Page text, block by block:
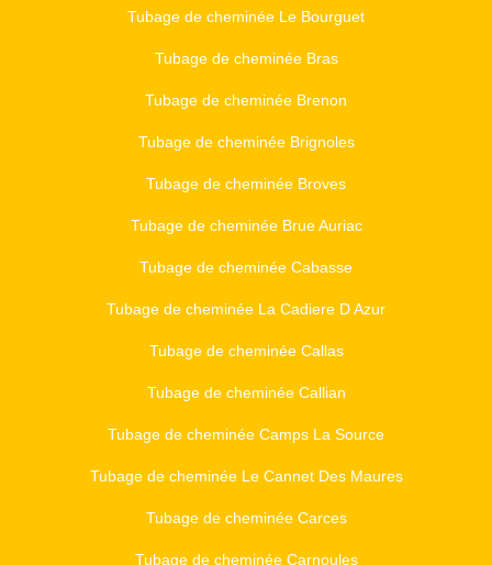
Tubage de cheminée Le Bourguet
Tubage de cheminée Bras
Tubage de cheminée Brenon
Tubage de cheminée Brignoles
Tubage de cheminée Broves
Tubage de cheminée Brue Auriac
Tubage de cheminée Cabasse
Tubage de cheminée La Cadiere D Azur
Tubage de cheminée Callas
Tubage de cheminée Callian
Tubage de cheminée Camps La Source
Tubage de cheminée Le Cannet Des Maures
Tubage de cheminée Carces
Tubage de cheminée Carnoules